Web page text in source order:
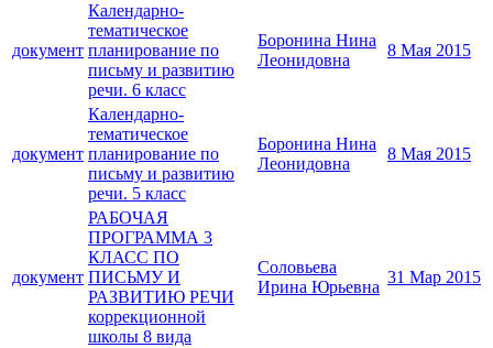
документ
Календарно-
тематическое
планирование по
письму и развитию
речи. 6 класс
Боронина Нина
Леонидовна
8 Мая 2015
документ
Календарно-
тематическое
планирование по
письму и развитию
речи. 5 класс
Боронина Нина
Леонидовна
8 Мая 2015
документ
РАБОЧАЯ
ПРОГРАММА 3
КЛАСС ПО
ПИСЬМУ И
РАЗВИТИЮ РЕЧИ
коррекционной
школы 8 вида
Соловьева
Ирина Юрьевна
31 Мар 2015